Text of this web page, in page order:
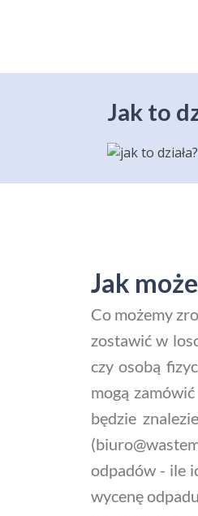
Jak to
Jak
Co możemy
zostawić w
czy osobą
mogą
będzie
odpadów - ile
wycenę